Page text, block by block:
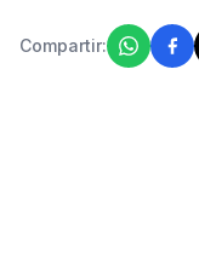
Compartir: